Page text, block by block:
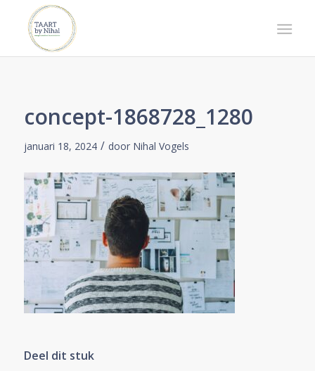
concept-1868728_1280
januari 18, 2024 / door Nihal Vogels
Deel dit stuk